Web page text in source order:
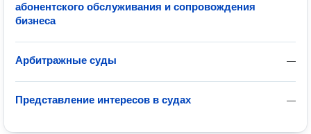
абонентского обслуживания и сопровождения
бизнеса
—
Арбитражные суды
—
Представление интересов в судах